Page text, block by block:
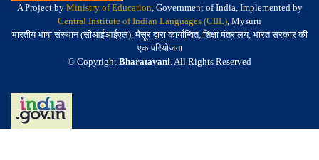
A Project by Ministry of Education, Government of India, Implemented by
Central Institute of Indian Languages (CIIL), Mysuru
भारतीय भाषा संस्थान (सीआईआईएल), मैसूर द्वारा कार्यान्वित, शिक्षा मंत्रालय, भारत सरकार की
एक परियोजना
© Copyright Bharatavani. All Rights Reserved